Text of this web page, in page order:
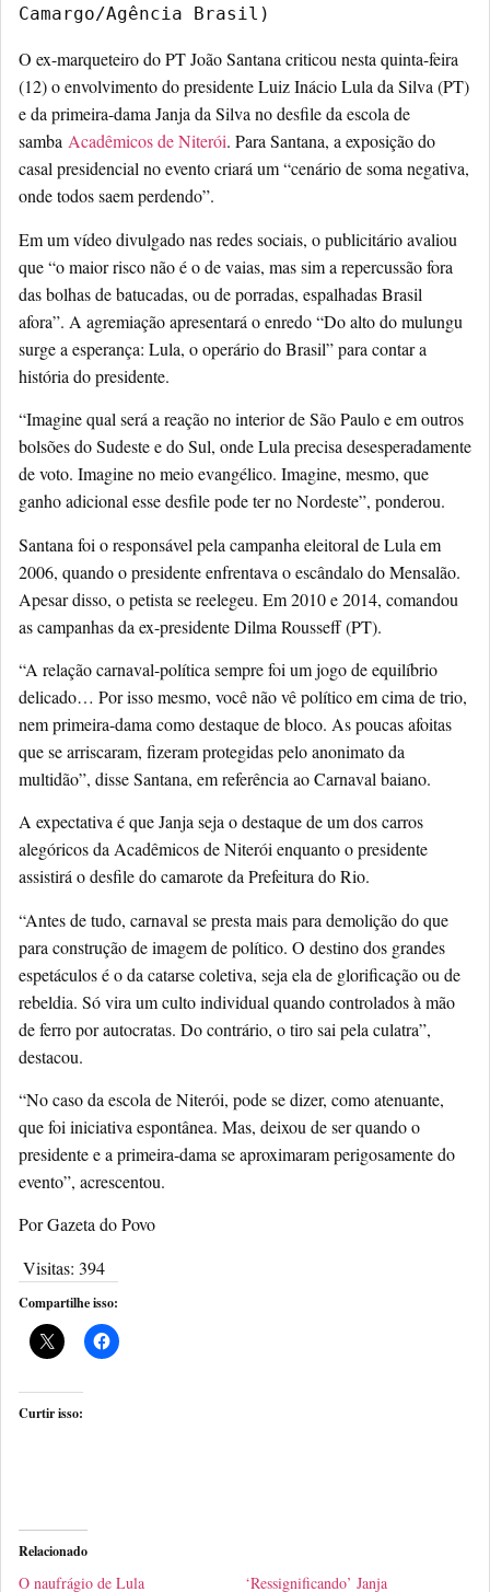
Camargo/Agência Brasil)
O ex-marqueteiro do PT João Santana criticou nesta quinta-feira
(12) o envolvimento do presidente Luiz Inácio Lula da Silva (PT)
e da primeira-dama Janja da Silva no desfile da escola de
samba Acadêmicos de Niterói. Para Santana, a exposição do
casal presidencial no evento criará um “cenário de soma negativa,
onde todos saem perdendo”.
Em um vídeo divulgado nas redes sociais, o publicitário avaliou
que “o maior risco não é o de vaias, mas sim a repercussão fora
das bolhas de batucadas, ou de porradas, espalhadas Brasil
afora”. A agremiação apresentará o enredo “Do alto do mulungu
surge a esperança: Lula, o operário do Brasil” para contar a
história do presidente.
“Imagine qual será a reação no interior de São Paulo e em outros
bolsões do Sudeste e do Sul, onde Lula precisa desesperadamente
de voto. Imagine no meio evangélico. Imagine, mesmo, que
ganho adicional esse desfile pode ter no Nordeste”, ponderou.
Santana foi o responsável pela campanha eleitoral de Lula em
2006, quando o presidente enfrentava o escândalo do Mensalão.
Apesar disso, o petista se reelegeu. Em 2010 e 2014, comandou
as campanhas da ex-presidente Dilma Rousseff (PT).
“A relação carnaval-política sempre foi um jogo de equilíbrio
delicado… Por isso mesmo, você não vê político em cima de trio,
nem primeira-dama como destaque de bloco. As poucas afoitas
que se arriscaram, fizeram protegidas pelo anonimato da
multidão”, disse Santana, em referência ao Carnaval baiano.
A expectativa é que Janja seja o destaque de um dos carros
alegóricos da Acadêmicos de Niterói enquanto o presidente
assistirá o desfile do camarote da Prefeitura do Rio.
“Antes de tudo, carnaval se presta mais para demolição do que
para construção de imagem de político. O destino dos grandes
espetáculos é o da catarse coletiva, seja ela de glorificação ou de
rebeldia. Só vira um culto individual quando controlados à mão
de ferro por autocratas. Do contrário, o tiro sai pela culatra”,
destacou.
“No caso da escola de Niterói, pode se dizer, como atenuante,
que foi iniciativa espontânea. Mas, deixou de ser quando o
presidente e a primeira-dama se aproximaram perigosamente do
evento”, acrescentou.
Por Gazeta do Povo
Visitas: 394
Compartilhe isso:
Curtir isso:
Relacionado
O naufrágio de Lula ‘Ressignificando’ Janja